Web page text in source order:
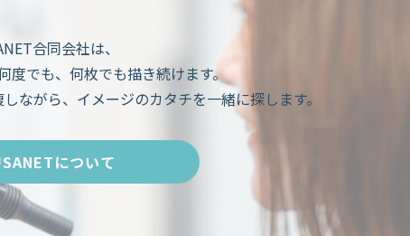
合同会社は、
度でも、何枚でも描き続けます。
ながら、イメージのカタチを一緒に探します。
について